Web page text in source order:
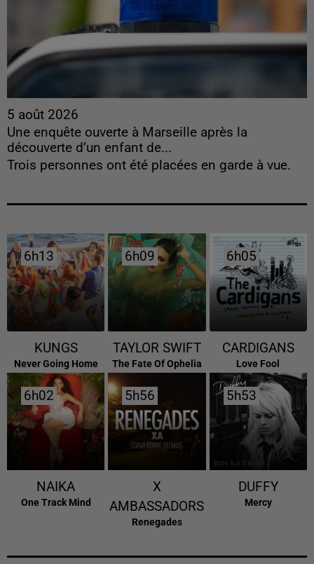
5 août 2026
Une enquête ouverte à Marseille après la
découverte d’un enfant de...
Trois personnes ont été placées en garde à vue.
6h13
6h13
KUNGS
Never Going Home
6h09
6h09
TAYLOR SWIFT
The Fate Of Ophelia
6h05
6h05
CARDIGANS
Love Fool
6h02
6h02
NAIKA
One Track Mind
5h56
5h56
X
AMBASSADORS
Renegades
5h53
5h53
DUFFY
Mercy